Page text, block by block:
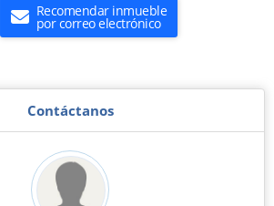
Recomendar inmueble
por correo electrónico
Contáctanos